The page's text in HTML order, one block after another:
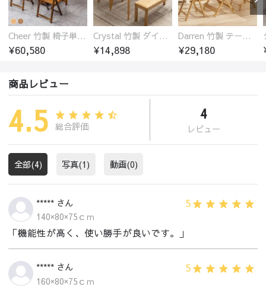
Cheer 竹製 椅子単品 バタフライテーブル 折りたたみダイニングテーブル単品 椅子セット 伸縮
¥60,580
Crystal 竹製 ダイニングテーブル
¥14,898
Darren 竹製 テーブル 折りたたみダイニングテーブル
¥29,180
商品レビュー
4.5 総合評価
4
レビュー
全部(4) 写真(1) 動画(0)
***** さん 5
140×80×75ｃｍ
「機能性が高く、使い勝手が良いです。」
***** さん 5
160×80×75ｃｍ